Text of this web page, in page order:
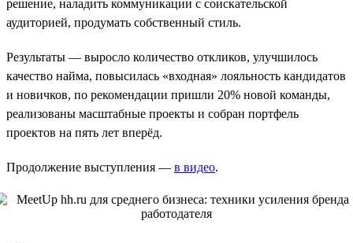
решение, наладить коммуникации с соискательской
аудиторией, продумать собственный стиль.
Результаты — выросло количество откликов, улучшилось
качество найма, повысилась «входная» лояльность кандидатов
и новичков, по рекомендации пришли 20% новой команды,
реализованы масштабные проекты и собран портфель
проектов на пять лет вперёд.
Продолжение выступления — в видео.